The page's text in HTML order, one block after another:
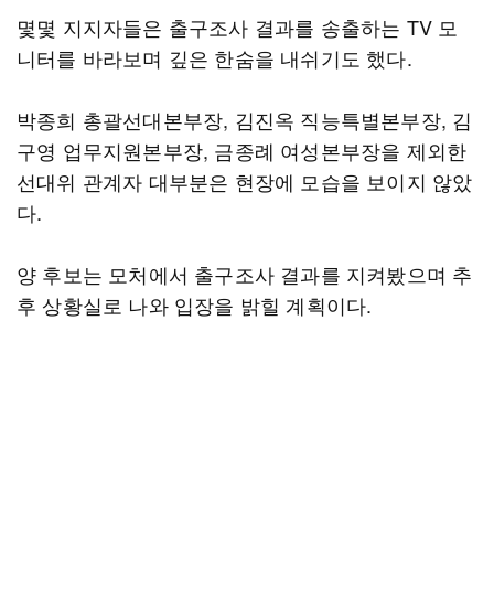
몇몇 지지자들은 출구조사 결과를 송출하는 TV 모
니터를 바라보며 깊은 한숨을 내쉬기도 했다.
박종희 총괄선대본부장, 김진옥 직능특별본부장, 김
구영 업무지원본부장, 금종례 여성본부장을 제외한
선대위 관계자 대부분은 현장에 모습을 보이지 않았
다.
양 후보는 모처에서 출구조사 결과를 지켜봤으며 추
후 상황실로 나와 입장을 밝힐 계획이다.